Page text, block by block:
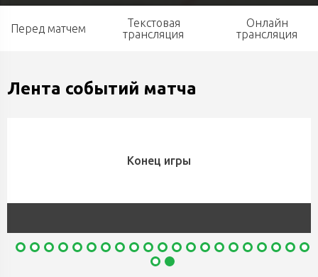
Перед матчем
Текстовая
трансляция
Онлайн
трансляция
Лента событий матча
Конец игры